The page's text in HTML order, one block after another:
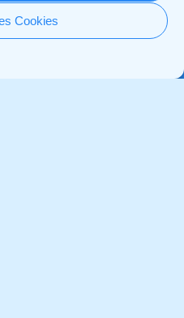
Cookies